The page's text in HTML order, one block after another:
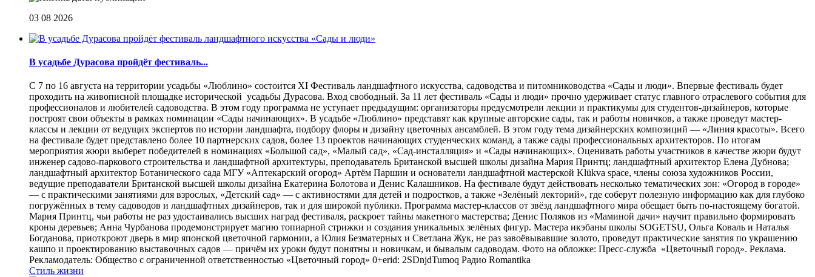
03 08 2026
В усадьбе Дурасова пройдёт фестиваль...
С 7 по 16 августа на территории усадьбы «Люблино» состоится XI Фестиваль ландшафтного искусства, садоводства и питомниководства «Сады и люди». Впервые фестиваль будет
проходить на живописной площадке исторической усадьбы Дурасова. Вход свободный. За 11 лет фестиваль «Сады и люди» прочно удерживает статус главного отраслевого события для
профессионалов и любителей садоводства. В этом году программа не уступает предыдущим: организаторы предусмотрели лекции и практикумы для студентов-дизайнеров, которые
построят свои объекты в рамках номинации «Сады начинающих». В усадьбе «Люблино» представят как крупные авторские сады, так и работы новичков, а также проведут мастер-
классы и лекции от ведущих экспертов по истории ландшафта, подбору флоры и дизайну цветочных ансамблей. В этом году тема дизайнерских композиций — «Линия красоты». Всего
на фестивале будет представлено более 10 партнерских садов, более 13 проектов начинающих студенческих команд, а также сады профессиональных архитекторов. По итогам
мероприятия жюри выберет победителей в номинациях «Большой сад», «Малый сад», «Сад-инсталляция» и «Сады начинающих». Оценивать работы участников в качестве жюри будут
инженер садово-паркового строительства и ландшафтной архитектуры, преподаватель Британской высшей школы дизайна Мария Принтц; ландшафтный архитектор Елена Дубнова;
ландшафтный архитектор Ботанического сада МГУ «Аптекарский огород» Артём Паршин и основатели ландшафтной мастерской Klükva space, члены союза художников России,
ведущие преподаватели Британской высшей школы дизайна Екатерина Болотова и Денис Калашников. На фестивале будут действовать несколько тематических зон: «Огород в городе»
— с практическими занятиями для взрослых, «Детский сад» — с активностями для детей и подростков, а также «Зелёный лекторий», где соберут полезную информацию как для глубоко
погружённых в тему садоводов и ландшафтных дизайнеров, так и для широкой публики. Программа мастер-классов от звёзд ландшафтного мира обещает быть по-настоящему богатой.
Мария Принтц, чьи работы не раз удостаивались высших наград фестиваля, раскроет тайны макетного мастерства; Денис Поляков из «Маминой дачи» научит правильно формировать
кроны деревьев; Анна Чурбанова продемонстрирует магию топиарной стрижки и создания уникальных зелёных фигур. Мастера икэбаны школы SOGETSU, Ольга Коваль и Наталья
Богданова, приоткроют дверь в мир японской цветочной гармонии, а Юлия Безматерных и Светлана Жук, не раз завоёвывавшие золото, проведут практические занятия по украшению
кашпо и проектированию выставочных садов — причём их уроки будут понятны и новичкам, и бывалым садоводам. Фото на обложке: Пресс-служба «Цветочный город». Реклама.
Рекламодатель: Общество с ограниченной ответственностью «Цветочный город» 0+erid: 2SDnjdTumoq Радио Romantika
Стиль жизни